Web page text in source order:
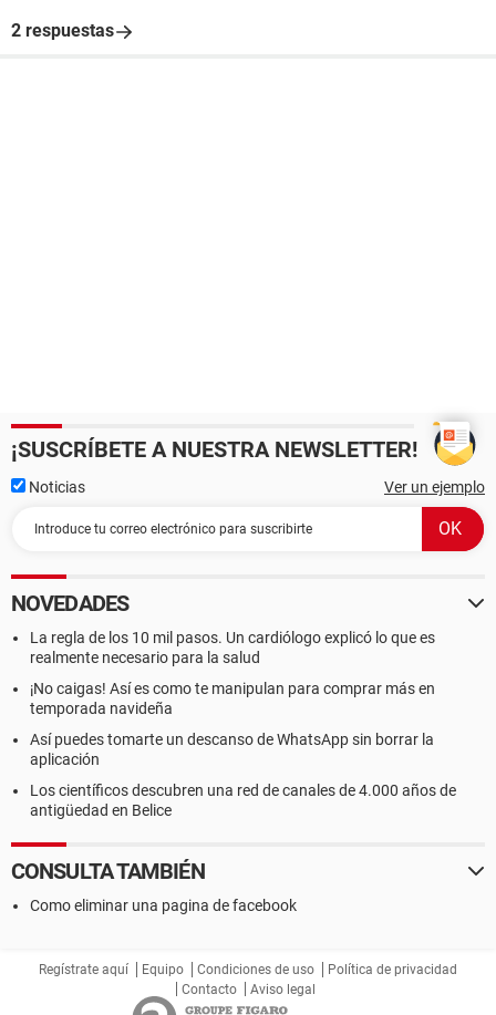
2 respuestas
¡SUSCRÍBETE A NUESTRA NEWSLETTER!
Noticias Ver un ejemplo
NOVEDADES
La regla de los 10 mil pasos. Un cardiólogo explicó lo que es
realmente necesario para la salud
¡No caigas! Así es como te manipulan para comprar más en
temporada navideña
Así puedes tomarte un descanso de WhatsApp sin borrar la
aplicación
Los científicos descubren una red de canales de 4.000 años de
antigüedad en Belice
CONSULTA TAMBIÉN
Como eliminar una pagina de facebook
Regístrate aquí Equipo Condiciones de uso
Política de privacidad
Contacto
Aviso legal